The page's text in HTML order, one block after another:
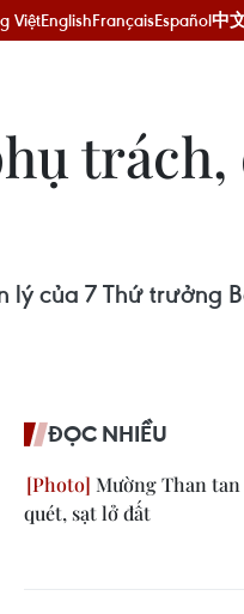
ViệtEnglishFrançaisEspañol中
trách,
lý của 7 Thứ trưởng
ĐỌC NHIỀU
Mường Than
quét, sạt lở đất